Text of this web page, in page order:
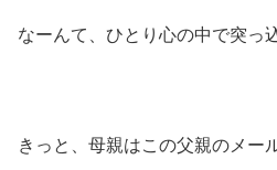
なーんて、ひとり心の中で突っ
きっと、母親はこの父親のメー